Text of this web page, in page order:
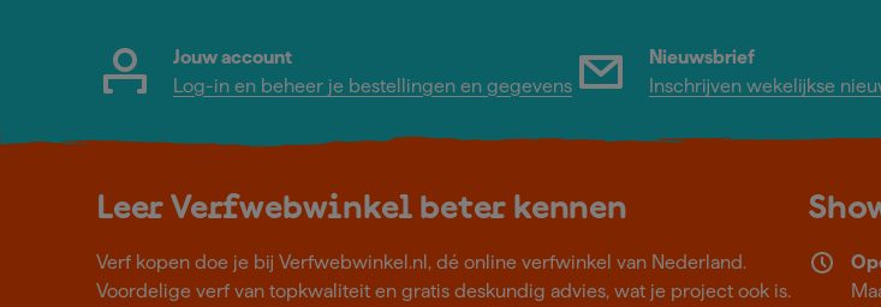
Jouw account
Log-in en beheer je bestellingen en gegevens
Nieuwsbrief
Inschrijven wekelijkse
Leer Verfwebwinkel beter kennen
Verf kopen doe je bij Verfwebwinkel.nl, dé online verfwinkel van Nederland.
Voordelige verf van topkwaliteit en gratis deskundig advies, wat je project ook is.